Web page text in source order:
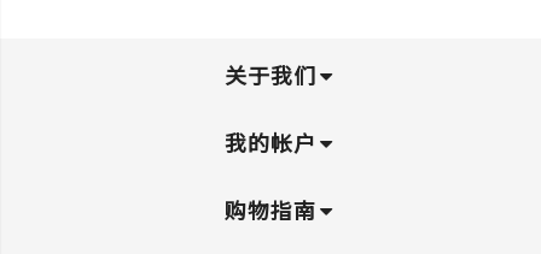
关于我们
我的帐户
购物指南